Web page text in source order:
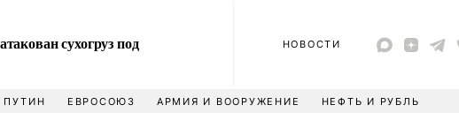
сухогруз под
НОВОСТИ
ПУТИН ЕВРОСОЮЗ АРМИЯ И ВООРУЖЕНИЕ НЕФТЬ И РУБЛЬ